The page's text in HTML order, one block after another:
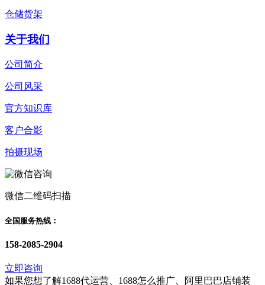
仓储货架
关于我们
公司简介
公司风采
官方知识库
客户合影
拍摄现场
微信二维码扫描
全国服务热线：
158-2085-2904
立即咨询
如果您想了解1688代运营、1688怎么推广、阿里巴巴店铺装